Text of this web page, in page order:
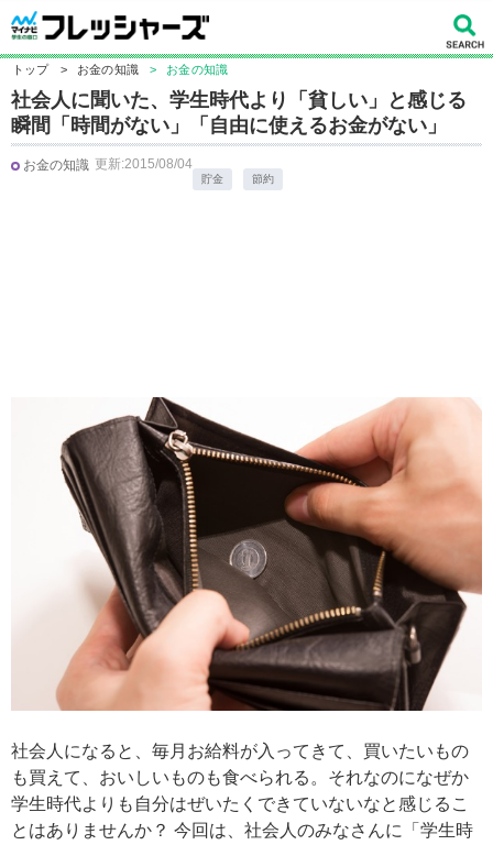
トップ > お金の知識 > お金の知識
社会人に聞いた、学生時代より「貧しい」と感じる
瞬間「時間がない」「自由に使えるお金がない」
お金の知識 更新:2015/08/04
貯金 節約
社会人になると、毎月お給料が入ってきて、買いたいもの
も買えて、おいしいものも食べられる。それなのになぜか
学生時代よりも自分はぜいたくできていないなと感じるこ
とはありませんか？ 今回は、社会人のみなさんに「学生時